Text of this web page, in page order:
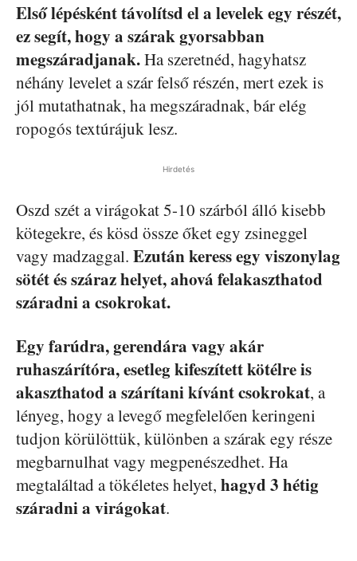
Első lépésként távolítsd el a levelek egy részét,
ez segít, hogy a szárak gyorsabban
megszáradjanak.Ha szeretnéd, hagyhatsz
néhány levelet a szár felső részén, mert ezek is
jól mutathatnak, ha megszáradnak, bár elég
ropogós textúrájuk lesz.
Hirdetés
Oszd szét a virágokat 5-10 szárból álló kisebb
kötegekre, és kösd össze őket egy zsineggel
vagy madzaggal. Ezután keress egy viszonylag
sötét és száraz helyet, ahová felakaszthatod
száradni a csokrokat.
Egy farúdra, gerendára vagy akár
ruhaszárítóra, esetleg kifeszített kötélre is
akaszthatod a szárítani kívánt csokrokat, a
lényeg, hogy a levegő megfelelően keringeni
tudjon körülöttük, különben a szárak egy része
megbarnulhat vagy megpenészedhet. Ha
megtaláltad a tökéletes helyet, hagyd 3 hétig
száradni a virágokat.